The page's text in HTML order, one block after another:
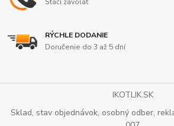
RÝCHLE DODANIE
Doručenie do 3 až 5 dní
IKOTLIK.SK
Sklad, stav objednávok, osobný odber,